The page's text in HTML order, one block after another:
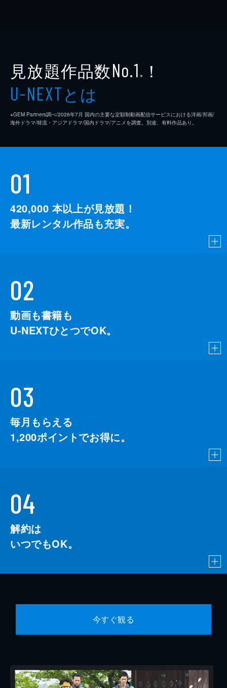
見放題作品数No.1 ※ ！
U-NEXTとは
※GEM Partners調べ/2026年7⽉ 国内の主要な定額制動画配信サービスにおける洋画/邦画/
海外ドラマ/韓流・アジアドラマ/国内ドラマ/アニメを調査。別途、有料作品あり。
01
420,000 本以上が見放題！
最新レンタル作品も充実。
02
動画も書籍も
U-NEXTひとつでOK。
03
毎月もらえる
1,200ポイントでお得に。
04
解約は
いつでもOK。
今すぐ観る